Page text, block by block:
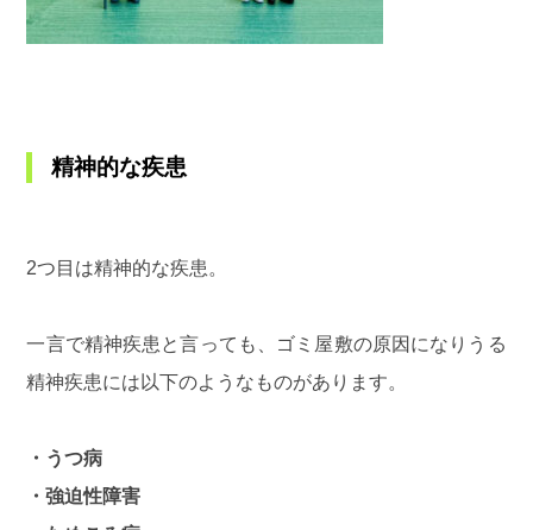
精神的な疾患
2つ目は精神的な疾患。
一言で精神疾患と言っても、ゴミ屋敷の原因になりうる
精神疾患には以下のようなものがあります。
・うつ病
・強迫性障害